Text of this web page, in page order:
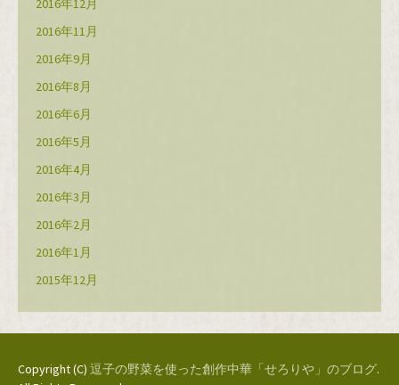
2016年12月
2016年11月
2016年9月
2016年8月
2016年6月
2016年5月
2016年4月
2016年3月
2016年2月
2016年1月
2015年12月
Copyright (C) 逗子の野菜を使った創作中華「せろりや」のブログ.